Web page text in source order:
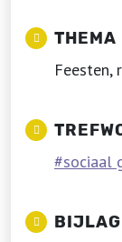
THEMA
Feesten,
sociaal